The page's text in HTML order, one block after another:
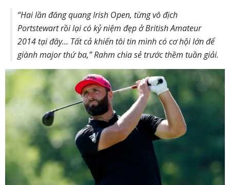
“Hai lần đăng quang Irish Open, từng vô địch
Portstewart rồi lại có kỷ niệm đẹp ở British Amateur
2014 tại đây… Tất cả khiến tôi tin mình có cơ hội lớn để
giành major thứ ba,” Rahm chia sẻ trước thềm tuần giải.